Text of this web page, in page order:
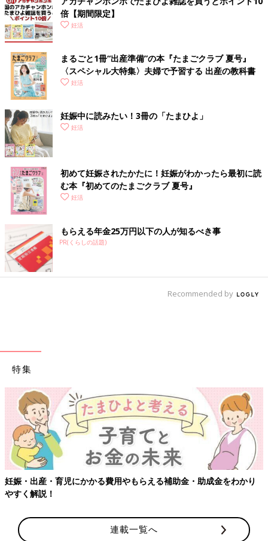
倍【期間限定】
妊活
まるごと1冊“出産準備”の本『たまごクラブ 夏号』
〈スペシャル大特集〉夫婦で予習する 出産の教科書
妊活
妊娠中に読みたい！3冊の「たまひよ」
妊活
初めて妊娠されたかたに！妊娠がわかったら最初に読
む本『初めてのたまごクラブ 夏号』
妊活
もらえる年金25万円以下の人が知るべき事
PR(くらしの話題)
Recommended by
特集
妊娠・出産・育児にかかる費用やもらえる補助金・助成金をわかり
やすく解説！
連載一覧へ